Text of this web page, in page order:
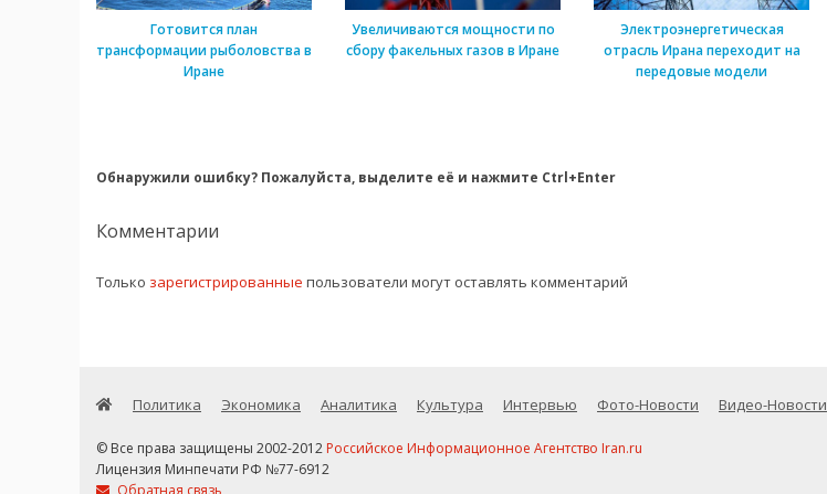
Готовится план
трансформации рыболовства в
Иране
Увеличиваются мощности по
сбору факельных газов в Иране
Электроэнергетическая
отрасль Ирана переходит на
передовые модели
Обнаружили ошибку? Пожалуйста, выделите её и нажмите Ctrl+Enter
Комментарии
Только зарегистрированные пользователи могут оставлять комментарий
Политика Экономика Аналитика Культура Интервью Фото-Новости Видео-Новости
© Все права защищены 2002-2012 Российское Информационное Агентство Iran.ru
Лицензия Минпечати РФ №77-6912
Обратная связь